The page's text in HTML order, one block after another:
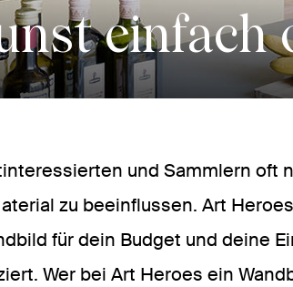
einfach
und Sammlern oft
zu beeinflussen. Art
für dein Budget und deine
Wer bei Art Heroes ein